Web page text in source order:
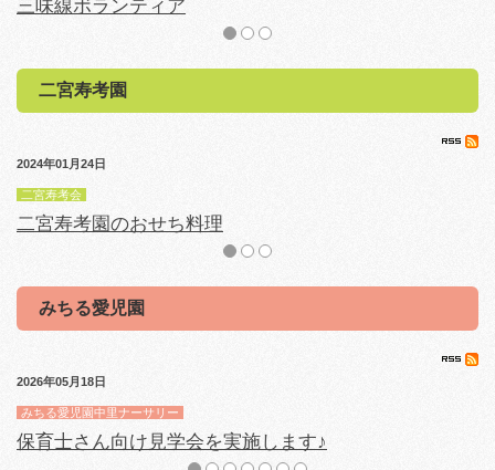
三味線ボランティア
二宮寿考園
2024年01月24日
二宮寿考会
二宮寿考園のおせち料理
みちる愛児園
2026年05月18日
みちる愛児園中里ナーサリー
保育士さん向け見学会を実施します♪